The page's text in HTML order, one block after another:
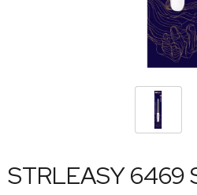
STRLEASY 6469